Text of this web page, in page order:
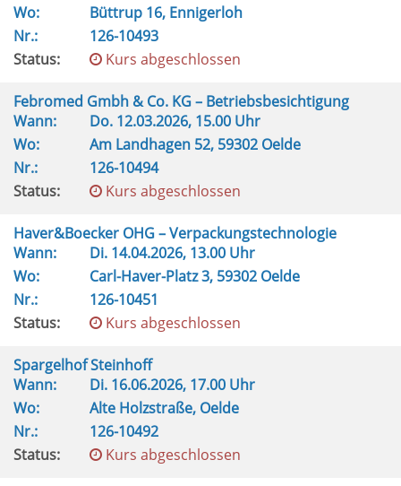
Wo:
Büttrup 16, Ennigerloh
Nr.:
126-10493
Status:
Kurs abgeschlossen
Febromed Gmbh & Co. KG – Betriebsbesichtigung
Wann:
Do. 12.03.2026, 15.00 Uhr
Wo:
Am Landhagen 52, 59302 Oelde
Nr.:
126-10494
Status:
Kurs abgeschlossen
Haver&Boecker OHG – Verpackungstechnologie
Wann:
Di. 14.04.2026, 13.00 Uhr
Wo:
Carl-Haver-Platz 3, 59302 Oelde
Nr.:
126-10451
Status:
Kurs abgeschlossen
Spargelhof Steinhoff
Wann:
Di. 16.06.2026, 17.00 Uhr
Wo:
Alte Holzstraße, Oelde
Nr.:
126-10492
Status:
Kurs abgeschlossen